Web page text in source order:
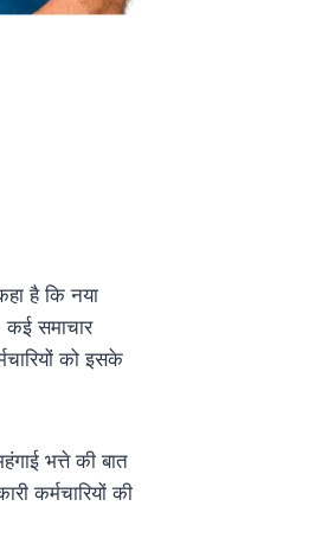
है कि नया
कई समाचार
को इसके
भत्ते की बात
कर्मचारियों की